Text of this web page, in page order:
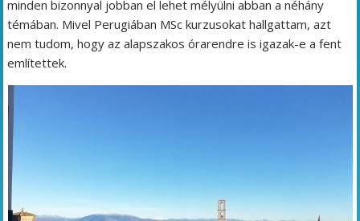
minden bizonnyal jobban el lehet mélyülni abban a néhány
témában. Mivel Perugiában MSc kurzusokat hallgattam, azt
nem tudom, hogy az alapszakos órarendre is igazak-e a fent
említettek.